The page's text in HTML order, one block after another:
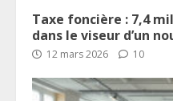
Taxe foncière : 7,4
dans le viseur d’un
12 mars 2026 10